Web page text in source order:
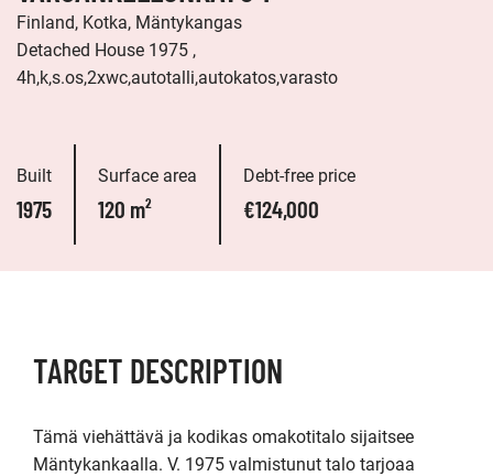
Finland, Kotka, Mäntykangas
Detached House 1975 ,
4h,k,s.os,2xwc,autotalli,autokatos,varasto
Built
1975
Surface area
120 m²
Debt-free price
€124,000
TARGET DESCRIPTION
Tämä viehättävä ja kodikas omakotitalo sijaitsee
Mäntykankaalla. V. 1975 valmistunut talo tarjoaa